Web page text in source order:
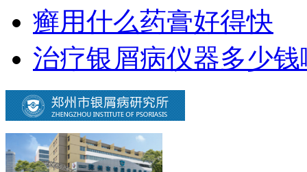
癣用什么药膏好得快
治疗银屑病仪器多少钱